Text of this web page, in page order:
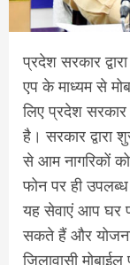
प्रदेश सरकार
एप के माध्यम से
लिए प्रदेश
है। सरकार
से आम नागरिकों
फोन पर ही उपलब्ध
यह सेवाएं आप घर
सकते हैं और